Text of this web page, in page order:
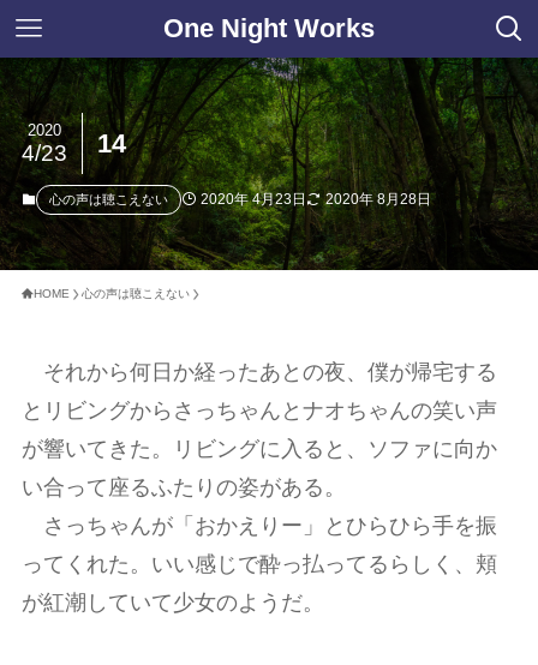
One Night Works
14
2020
4/23
心の声は聴こえない 2020年 4月23日 2020年 8月28日
HOME 心の声は聴こえない
それから何日か経ったあとの夜、僕が帰宅する
とリビングからさっちゃんとナオちゃんの笑い声
が響いてきた。リビングに入ると、ソファに向か
い合って座るふたりの姿がある。
さっちゃんが「おかえりー」とひらひら手を振
ってくれた。いい感じで酔っ払ってるらしく、頬
が紅潮していて少女のようだ。